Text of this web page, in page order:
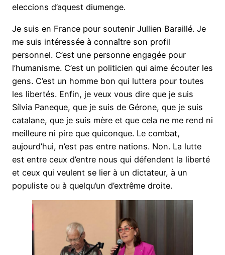
eleccions d’aquest diumenge.
Je suis en France pour soutenir Jullien Baraillé. Je
me suis intéressée à connaître son profil
personnel. C’est une personne engagée pour
l’humanisme. C’est un politicien qui aime écouter les
gens. C’est un homme bon qui luttera pour toutes
les libertés. Enfin, je veux vous dire que je suis
Sílvia Paneque, que je suis de Gérone, que je suis
catalane, que je suis mère et que cela ne me rend ni
meilleure ni pire que quiconque. Le combat,
aujourd’hui, n’est pas entre nations. Non. La lutte
est entre ceux d’entre nous qui défendent la liberté
et ceux qui veulent se lier à un dictateur, à un
populiste ou à quelqu’un d’extrême droite.